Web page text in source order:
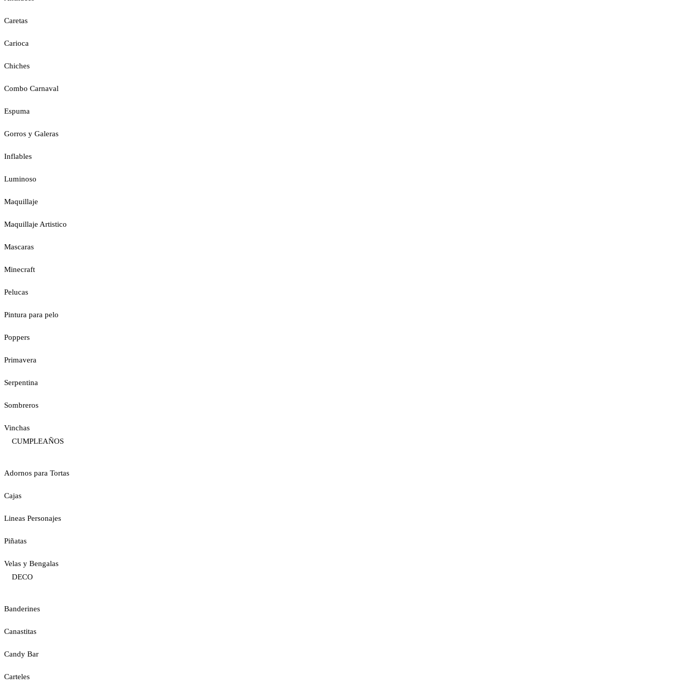
Caretas
Carioca
Chiches
Combo Carnaval
Espuma
Gorros y Galeras
Inflables
Luminoso
Maquillaje
Maquillaje Artistico
Mascaras
Minecraft
Pelucas
Pintura para pelo
Poppers
Primavera
Serpentina
Sombreros
Vinchas
CUMPLEAÑOS
Adornos para Tortas
Cajas
Lineas Personajes
Piñatas
Velas y Bengalas
DECO
Banderines
Canastitas
Candy Bar
Carteles